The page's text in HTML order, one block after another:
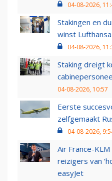
04-08-2026,
Stakingen en
winst
04-08-2026,
Staking dreigt
04-08-2026, 10:57
Eerste
zelfgemaakt
04-08-2026,
Air France-
reizigers van
easyJet